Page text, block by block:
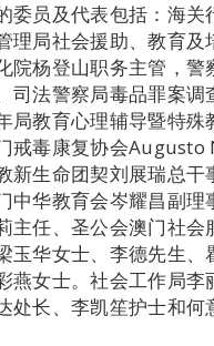
委员及代表包括：海关
理局社会援助、教育及
院杨登山职务主管，警
司法警察局毒品罪案调
局教育心理辅导暨特殊
戒毒康复协会
新生命团契刘展瑞总干
中华教育会岑耀昌副理
主任、圣公会澳门社会
玉华女士、李德先生、
燕女士。社会工作局李
处长、李凯笙护士和何